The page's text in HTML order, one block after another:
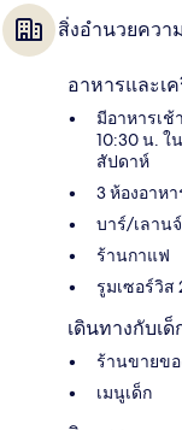
สิ่งอำนวยควา
อาหารและเ
มีอาหารเช้
10:30 น. ใ
สัปดาห์
3 ห้องอาหา
บาร์/เลานจ์
ร้านกาแฟ
รูมเซอร์วิส
เดินทางกับเด็
ร้านขายข
เมนูเด็ก